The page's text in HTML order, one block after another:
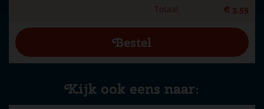
Totaal € 3,59
Kijk ook eens naar: